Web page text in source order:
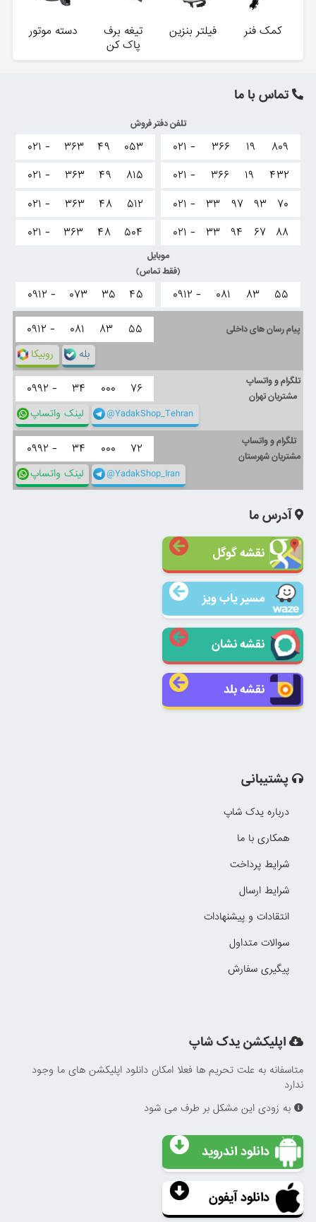
کمک فنر فیلتر بنزین
تیغه برف
پاک کن
دسته موتور
تماس با ما
تلفن دفتر فروش
۰۲۱ - ۳۶۶ ۱۹
۸۰۹
۰۲۱ -
۳۶۶ ۱۹
۴۳۲
۰۲۱ -
۳۳ ۹۷ ۹۳
۷۰
۰۲۱ -
۳۳ ۹۴ ۶۷ ۸۸
۰۲۱ - ۳۶۳ ۴۹
۰۵۳
۰۲۱ -
۳۶۳ ۴۹
۸۱۵
۰۲۱ -
۳۶۳ ۴۸
۵۱۲
۰۲۱ -
۳۶۳ ۴۸ ۵۰۴
موبایل
(فقط تماس)
۰۹۱۲ - ۰۸۱ ۸۳ ۵۵ ۰۹۱۲ - ۰۷۳ ۳۵ ۴۵
پیام رسان های داخلی ۰۹۱۲ - ۰۸۱ ۸۳ ۵۵
روبیکا بله
تلگرام و واتساپ
مشتریان تهران
۰۹۹۲ - ۳۴ ۰۰۰ ۷۶
لینک واتساپ @YadakShop_Tehran
تلگرام و واتساپ
مشتریان شهرستان
۰۹۹۲ - ۳۴ ۰۰۰ ۷۲
لینک واتساپ @YadakShop_Iran
آدرس ما
نقشه گوگل
مسیر یاب ویز
نقشه نشان
نقشه بلد
پشتیبانی
درباره یدک شاپ
همکاری با ما
شرایط پرداخت
شرایط ارسال
انتقادات و پیشنهادات
سوالات متداول
پیگیری سفارش
اپلیکشن یدک شاپ
متاسفانه به علت تحریم ها فعلا امکان دانلود اپلیکشن های ما وجود
ندارد
به زودی این مشکل بر طرف می شود
دانلود اندروید
دانلود آیفون